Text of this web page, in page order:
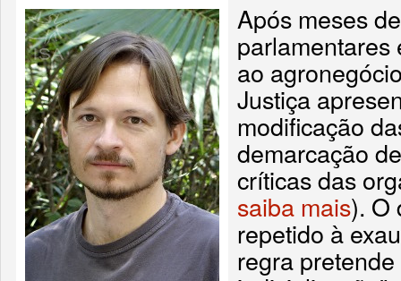
Após meses
parlamentares
ao
Justiça
modificação
demarcação
críticas das
saiba mais). O
repetido à
regra pretende